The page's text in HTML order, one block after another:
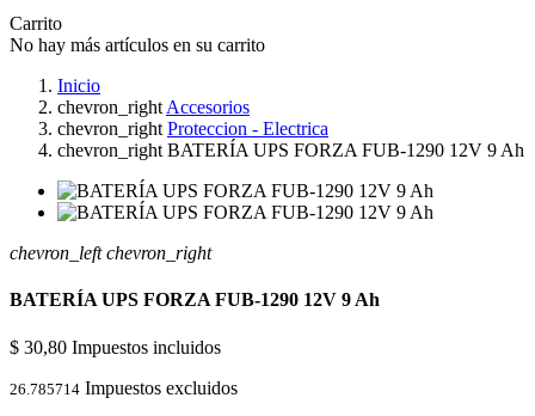
Carrito
No hay más artículos en su carrito
Inicio
chevron_right Accesorios
chevron_right Proteccion - Electrica
chevron_right BATERÍA UPS FORZA FUB-1290 12V 9 Ah
chevron_left chevron_right
BATERÍA UPS FORZA FUB-1290 12V 9 Ah
$ 30,80 Impuestos incluidos
26.785714 Impuestos excluidos